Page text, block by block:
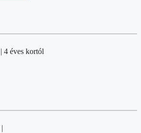
| 4 éves kortól
|